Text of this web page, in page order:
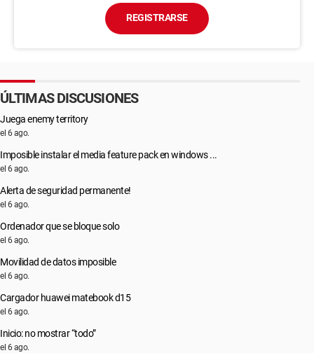
REGISTRARSE
ÚLTIMAS DISCUSIONES
Juega enemy territory
el 6 ago.
Imposible instalar el media feature pack en windows ...
el 6 ago.
Alerta de seguridad permanente!
el 6 ago.
Ordenador que se bloque solo
el 6 ago.
Movilidad de datos imposible
el 6 ago.
Cargador huawei matebook d15
el 6 ago.
Inicio: no mostrar “todo”
el 6 ago.